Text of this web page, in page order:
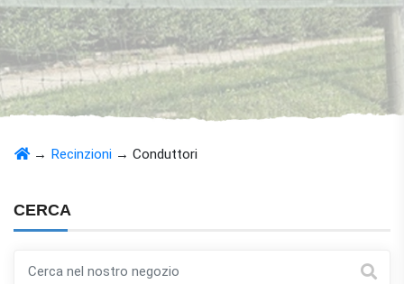
→ Recinzioni → Conduttori
CERCA